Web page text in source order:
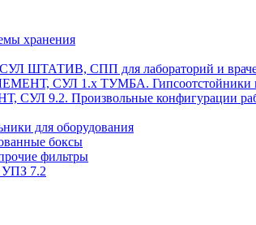
хранения
ШТАТИВ, СПП для лабораторий и
СУЛ 1.х ТУМБА. Гипсоотстойники
9.2. Произвольные конфигурации
для оборудования
боксы
фильтры
УПЗ 7.2